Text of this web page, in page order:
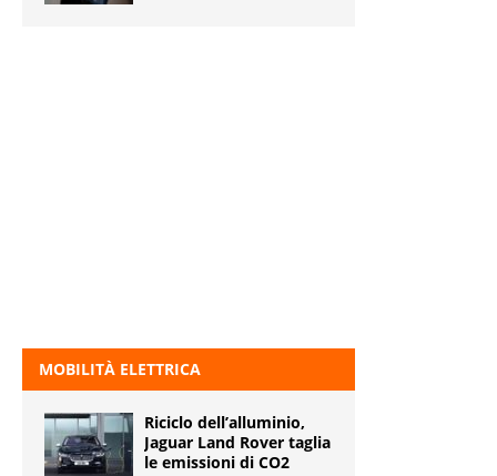
MOBILITÀ ELETTRICA
Riciclo dell’alluminio,
Jaguar Land Rover taglia
le emissioni di CO2